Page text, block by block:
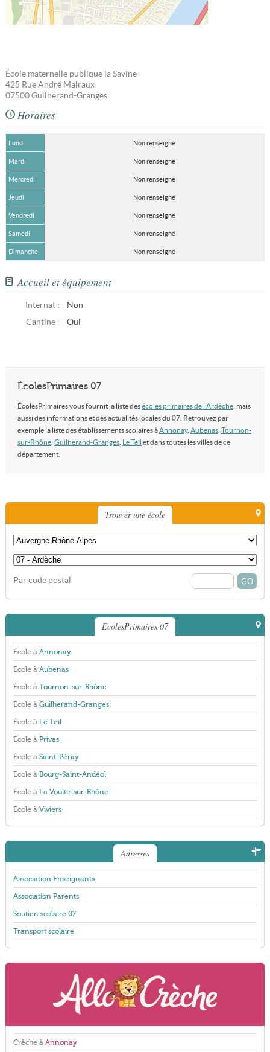
École maternelle publique la Savine
425 Rue André Malraux
07500 Guilherand-Granges
Horaires
Lundi Non renseigné
Mardi Non renseigné
Mercredi Non renseigné
Jeudi Non renseigné
Vendredi Non renseigné
Samedi Non renseigné
Dimanche Non renseigné
Accueil et équipement
Internat :
Non
Cantine :
Oui
ÉcolesPrimaires 07
ÉcolesPrimaires vous fournit la liste desécoles primaires de l'Ardèche, mais
aussi des informations et des actualités locales du 07. Retrouvez par
exemple la liste des établissements scolaires àAnnonay, Aubenas, Tournon-
sur-Rhône, Guilherand-Granges, Le Teil et dans toutes les villes de ce
département.
Trouver une école
Par code postal
EcolesPrimaires 07
École à Annonay
École à Aubenas
École à Tournon-sur-Rhône
École à Guilherand-Granges
École à Le Teil
École à Privas
École à Saint-Péray
École à Bourg-Saint-Andéol
École à La Voulte-sur-Rhône
École à Viviers
Adresses
Association Enseignants
Association Parents
Soutien scolaire 07
Transport scolaire
Crèche à Annonay